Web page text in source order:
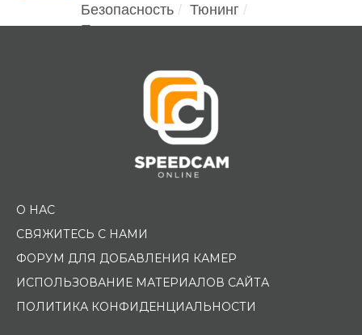
Безопасность
Тюнинг
Помощь водителю
О НАС
СВЯЖИТЕСЬ С НАМИ
ФОРУМ ДЛЯ ДОБАВЛЕНИЯ КАМЕР
ИСПОЛЬЗОВАНИЕ МАТЕРИАЛОВ САЙТА
ПОЛИТИКА КОНФИДЕНЦИАЛЬНОСТИ